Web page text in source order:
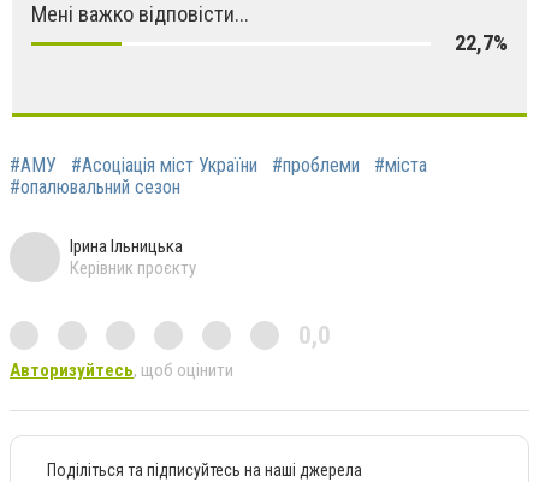
Мені важко відповісти...
22,7%
#АМУ #Асоціація міст України #проблеми
#міста
#опалювальний сезон
Ірина Ільницька
Керівник проєкту
0,0
Авторизуйтесь, щоб оцінити
Поділіться та підписуйтесь на наші джерела